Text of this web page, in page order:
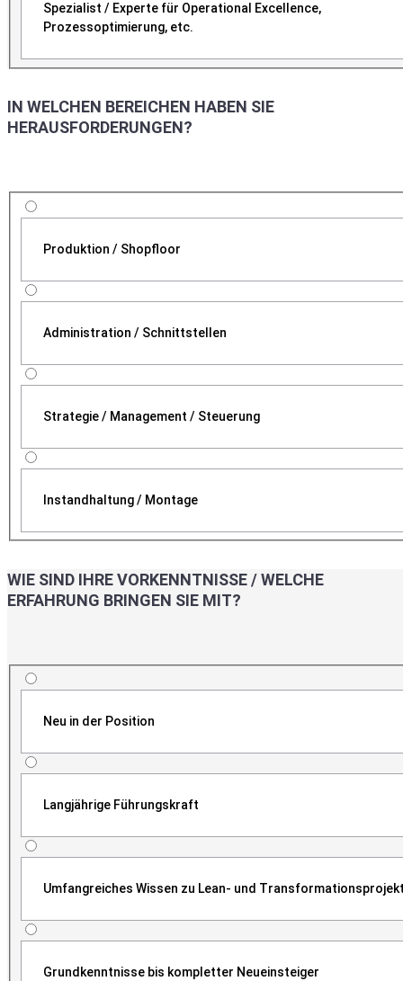
Spezialist / Experte für Operational Excellence,
Prozessoptimierung, etc.
IN WELCHEN BEREICHEN HABEN SIE
HERAUSFORDERUNGEN?
Produktion / Shopfloor
Administration / Schnittstellen
Strategie / Management / Steuerung
Instandhaltung / Montage
WIE SIND IHRE VORKENNTNISSE / WELCHE
ERFAHRUNG BRINGEN SIE MIT?
Neu in der Position
Langjährige Führungskraft
Umfangreiches Wissen zu Lean- und
Grundkenntnisse bis kompletter Neueinsteiger